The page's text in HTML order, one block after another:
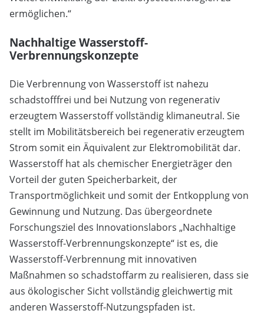
ermöglichen.“
Nachhaltige Wasserstoff-
Verbrennungskonzepte
Die Verbrennung von Wasserstoff ist nahezu
schadstofffrei und bei Nutzung von regenerativ
erzeugtem Wasserstoff vollständig klimaneutral. Sie
stellt im Mobilitätsbereich bei regenerativ erzeugtem
Strom somit ein Äquivalent zur Elektromobilität dar.
Wasserstoff hat als chemischer Energieträger den
Vorteil der guten Speicherbarkeit, der
Transportmöglichkeit und somit der Entkopplung von
Gewinnung und Nutzung. Das übergeordnete
Forschungsziel des Innovationslabors „Nachhaltige
Wasserstoff-Verbrennungskonzepte“ ist es, die
Wasserstoff-Verbrennung mit innovativen
Maßnahmen so schadstoffarm zu realisieren, dass sie
aus ökologischer Sicht vollständig gleichwertig mit
anderen Wasserstoff-Nutzungspfaden ist.